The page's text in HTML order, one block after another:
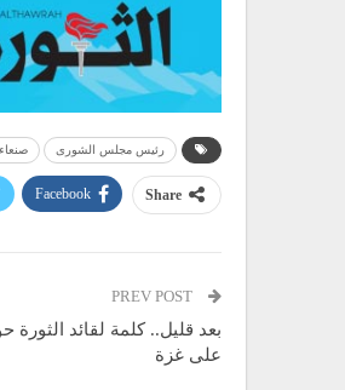
رئيس مجلس الشورى صنعاء
Share
Facebook
بعد قليل.. كلمة لقائد
على غزة